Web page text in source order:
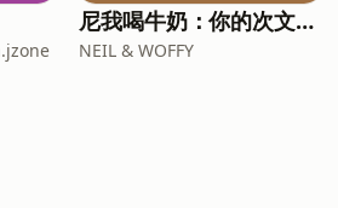
尼我喝牛奶：你的次文化指南
NEIL & WOFFY